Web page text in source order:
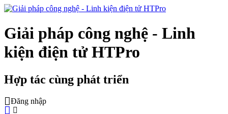
Giải pháp công nghệ - Linh
kiện điện tử HTPro
Hợp tác cùng phát triển
Đăng nhập